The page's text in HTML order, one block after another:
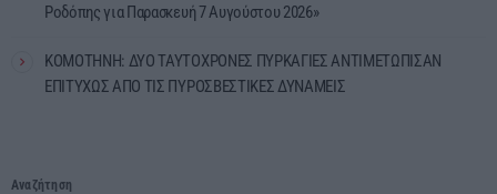
Ροδόπης για Παρασκευή 7 Αυγούστου 2026»
ΚΟΜΟΤΗΝΗ: ΔΥΟ ΤΑΥΤΟΧΡΟΝΕΣ ΠΥΡΚΑΓΙΕΣ ΑΝΤΙΜΕΤΩΠΙΣΑΝ
ΕΠΙΤΥΧΩΣ ΑΠΟ ΤΙΣ ΠΥΡΟΣΒΕΣΤΙΚΕΣ ΔΥΝΑΜΕΙΣ
Αναζήτηση